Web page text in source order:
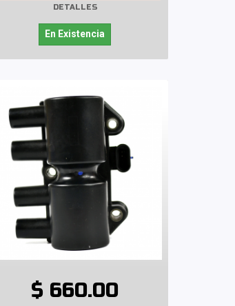
DETALLES
En Existencia
$ 660.00